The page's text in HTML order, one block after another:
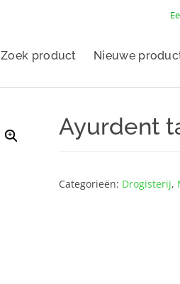
Zoek product Nieuwe
Ayurdent
Categorieën: Drogisterij,